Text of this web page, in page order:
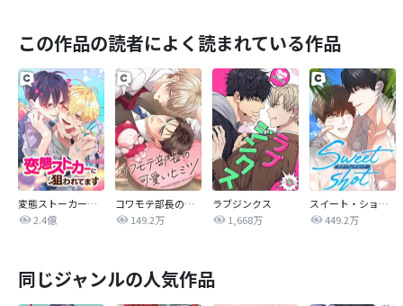
この作品の読者によく読まれている作品
変態ストーカーに狙われてます
2.4億
コワモテ部長の可愛いヒミツ
149.2万
ラブジンクス
1,668万
スイート・ショット
449.2万
同じジャンルの人気作品